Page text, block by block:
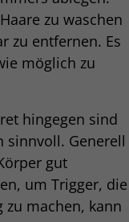
zu waschen
zu entfernen. Es
möglich zu
hingegen sind
sinnvoll. Generell
gut
um Trigger, die
machen, kann